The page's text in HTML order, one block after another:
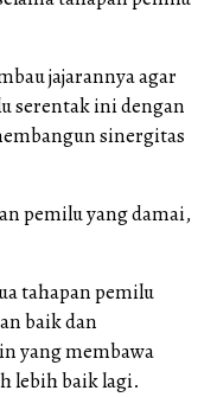
jajarannya agar
serentak ini dengan
sinergitas
pemilu yang damai,
tahapan pemilu
baik dan
yang membawa
lebih baik lagi.